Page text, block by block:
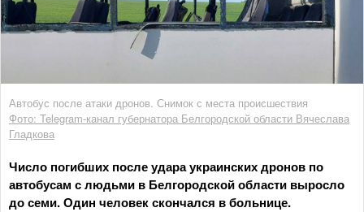
Автобус после атаки дронов. Снимок с места происшествия
Фото: Telegram-канал губернатора Белгородской области Вячеслава
Гладкова
Число погибших после удара украинских дронов по
автобусам с людьми в Белгородской области выросло
до семи. Один человек скончался в больнице.